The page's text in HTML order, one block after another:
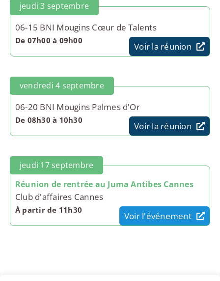
jeudi 3 septembre
06-15 BNI Mougins Cœur de Talents
De 07h00 à 09h00
Voir la réunion
vendredi 4 septembre
06-20 BNI Mougins Palmes d'Or
De 08h30 à 10h30
Voir la réunion
jeudi 17 septembre
Réunion de rentrée au Juma Antibes Cannes
Club d'affaires Cannes
À partir de 11h30
Voir l'événement